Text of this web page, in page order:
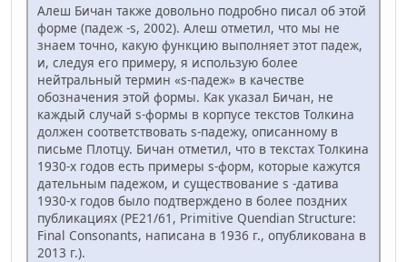
Алеш Бичан также довольно подробно писал об этой
форме (падеж -s, 2002). Алеш отметил, что мы не
знаем точно, какую функцию выполняет этот падеж,
и, следуя его примеру, я использую более
нейтральный термин «s-падеж» в качестве
обозначения этой формы. Как указал Бичан, не
каждый случай s-формы в корпусе текстов Толкина
должен соответствовать s-падежу, описанному в
письме Плотцу. Бичан отметил, что в текстах Толкина
1930-х годов есть примеры s-форм, которые кажутся
дательным падежом, и существование s -датива
1930-х годов было подтверждено в более поздних
публикациях (PE21/61, Primitive Quendian Structure:
Final Consonants, написана в 1936 г., опубликована в
2013 г.).